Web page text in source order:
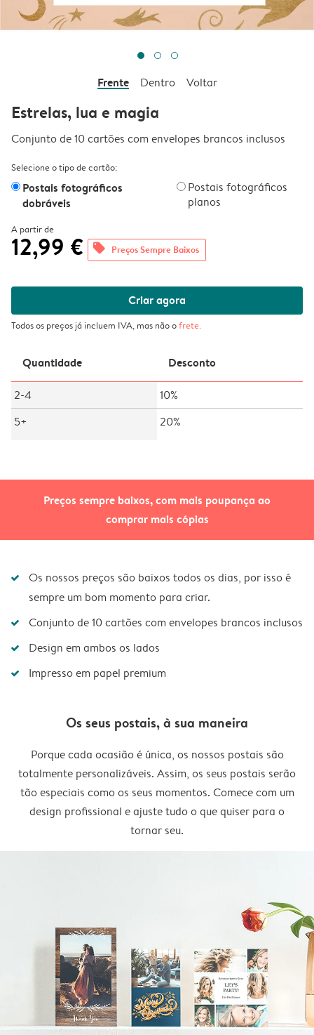
Preços sempre baixos, com mais poupança ao
comprar mais cópias
Frente Dentro Voltar
Estrelas, lua e magia
Conjunto de 10 cartões com envelopes brancos inclusos
Selecione o tipo de cartão:
Postais fotográficos
dobráveis
Postais fotográficos
planos
A partir de
12,99 € offers Preços Sempre Baixos
Criar agora
Todos os preços já incluem IVA, mas não ofrete.
Quantidade Desconto
2-4
10%
5+
20%
Os nossos preços são baixos todos os dias, por isso é
sempre um bom momento para criar.
Conjunto de 10 cartões com envelopes brancos inclusos
Design em ambos os lados
Impresso em papel premium
Os seus postais, à sua maneira
Porque cada ocasião é única, os nossos postais são
totalmente personalizáveis. Assim, os seus postais serão
tão especiais como os seus momentos. Comece com um
design profissional e ajuste tudo o que quiser para o
tornar seu.